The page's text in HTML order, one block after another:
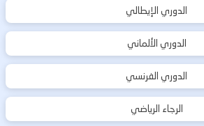
الدوري الإيطالي
الدوري الألماني
الدوري الفرنسي
الرجاء الرياضي